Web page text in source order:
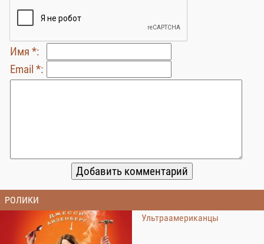
Имя *:
Email *:
РОЛИКИ
Ультраамериканцы